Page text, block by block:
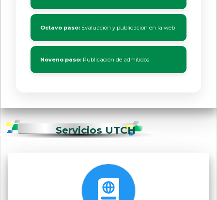
Octavo paso: Evaluación y publicación en la web
Noveno paso: Publicación de admitidos
Servicios UTCH